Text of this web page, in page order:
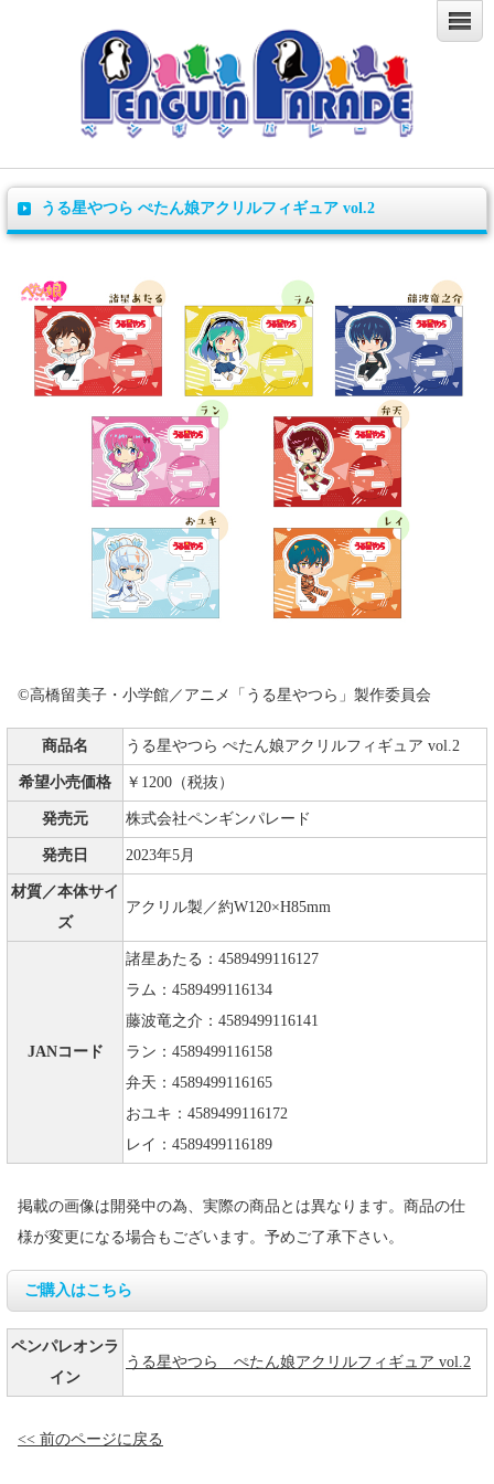
うる星やつら ぺたん娘アクリルフィギュア vol.2
©高橋留美子・小学館／アニメ「うる星やつら」製作委員会
商品名 うる星やつら ぺたん娘アクリルフィギュア vol.2
希望小売価格 ￥1200（税抜）
発売元 株式会社ペンギンパレード
発売日 2023年5月
材質／本体サイ
ズ
アクリル製／約W120×H85mm
JANコード
諸星あたる：4589499116127
ラム：4589499116134
藤波竜之介：4589499116141
ラン：4589499116158
弁天：4589499116165
おユキ：4589499116172
レイ：4589499116189
掲載の画像は開発中の為、実際の商品とは異なります。商品の仕
様が変更になる場合もございます。予めご了承下さい。
ご購入はこちら
ペンパレオンラ
イン
うる星やつら ぺたん娘アクリルフィギュア vol.2
<< 前のページに戻る